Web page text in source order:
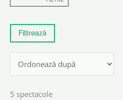
5 spectacole